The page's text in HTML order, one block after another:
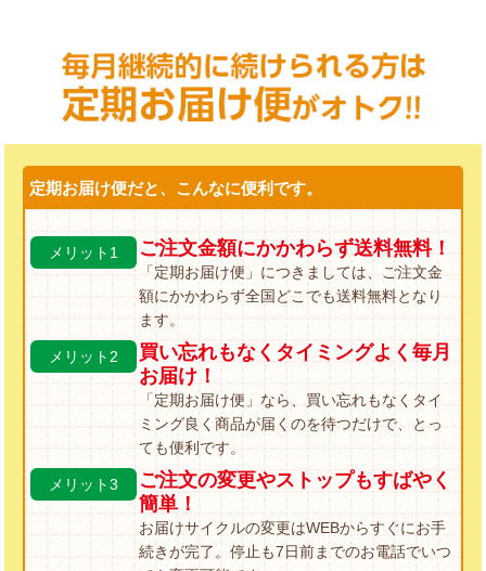
定期お届け便だと、こんなに便利です。
メリット1 ご注文金額にかかわらず送料無料！
「定期お届け便」につきましては、ご注文金
額にかかわらず全国どこでも送料無料となり
ます。
メリット2
買い忘れもなくタイミングよく毎月
お届け！
「定期お届け便」なら、買い忘れもなくタイ
ミング良く商品が届くのを待つだけで、とっ
ても便利です。
メリット3
ご注文の変更やストップもすばやく
簡単！
お届けサイクルの変更はWEBからすぐにお手
続きが完了。停止も7日前までのお電話でいつ